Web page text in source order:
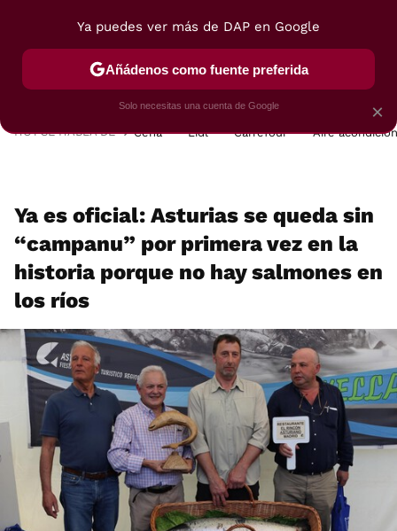
POSTRES VIAJES SELECCIÓN VEGUI
HOY SE HABLA DE Cena Lidl Carrefour Aire
Ya es oficial: Asturias se queda sin
“campanu” por primera vez en la
historia porque no hay salmones en
los ríos
×
Ya puedes ver más de DAP en Google
Añádenos como fuente preferida
Solo necesitas una cuenta de Google